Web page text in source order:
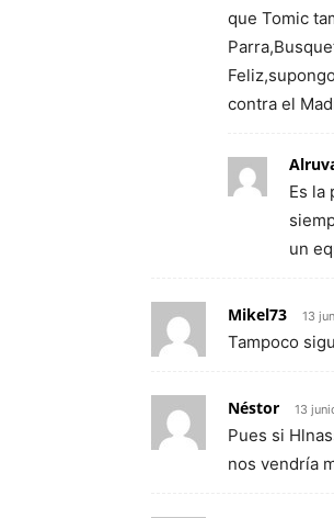
que Tomic
contra el
Es la
un
Mikel73 13
Tampoco
Néstor 13
Pues si
nos vendría